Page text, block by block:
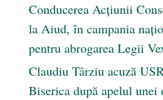
Conducerea Acțiunii
la Aiud, în campania
pentru abrogarea Legii
Claudiu Târziu acuză
Biserica după apelul unei